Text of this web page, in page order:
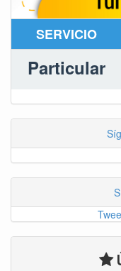
SERVICIO
Particular